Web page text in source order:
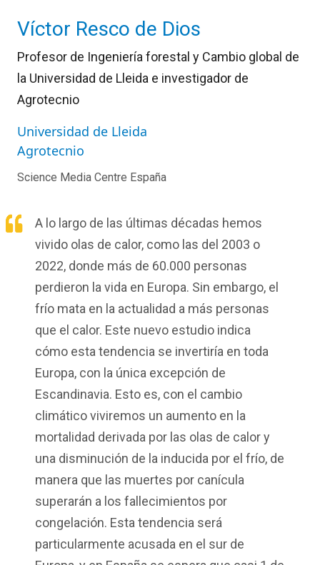
Víctor Resco de Dios
Profesor de Ingeniería forestal y Cambio global de
la Universidad de Lleida e investigador de
Agrotecnio
Universidad de Lleida
Agrotecnio
Science Media Centre España
A lo largo de las últimas décadas hemos
vivido olas de calor, como las del 2003 o
2022, donde más de 60.000 personas
perdieron la vida en Europa. Sin embargo, el
frío mata en la actualidad a más personas
que el calor. Este nuevo estudio indica
cómo esta tendencia se invertiría en toda
Europa, con la única excepción de
Escandinavia. Esto es, con el cambio
climático viviremos un aumento en la
mortalidad derivada por las olas de calor y
una disminución de la inducida por el frío, de
manera que las muertes por canícula
superarán a los fallecimientos por
congelación. Esta tendencia será
particularmente acusada en el sur de